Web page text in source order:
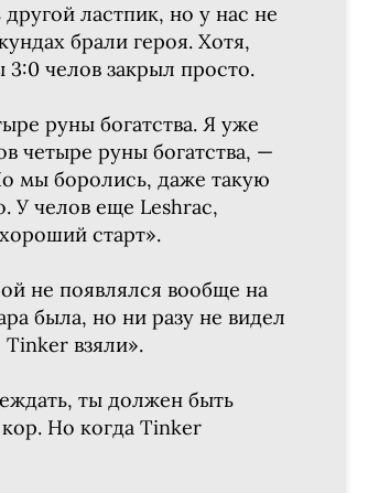
ластпик, но у нас не
брали героя. Хотя,
3:0 челов закрыл просто.
руны богатства. Я уже
четыре руны богатства, —
мы боролись, даже такую
У челов еще Leshrac,
старт».
не появлялся вообще на
была, но ни разу не видел
взяли».
ты должен быть
Но когда Tinker